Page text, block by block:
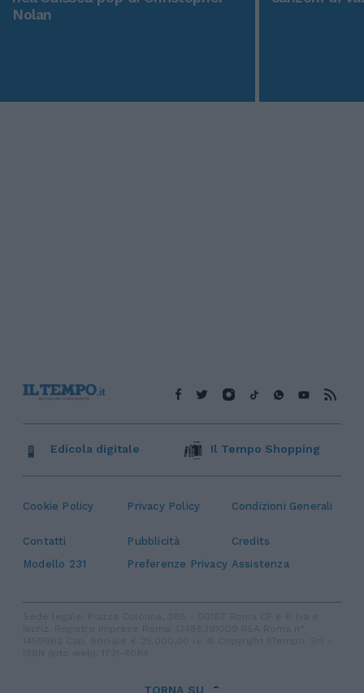
Nolan
Cookie Policy Privacy Policy Condizioni Generali
Contatti Pubblicità
Credits
Modello 231
Preferenze Privacy Assistenza
Edicola digitale Il Tempo Shopping
TORNA SU